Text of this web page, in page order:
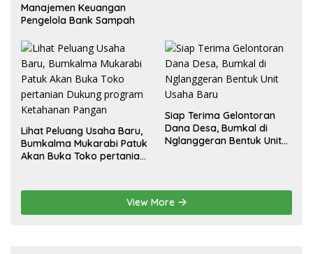
Manajemen Keuangan
Pengelola Bank Sampah
Lihat Peluang Usaha Baru,
Bumkalma Mukarabi Patuk
Akan Buka Toko pertanian
Siap Terima Gelontoran
Dana Desa, Bumkal di
Nglanggeran Bentuk Unit
View More